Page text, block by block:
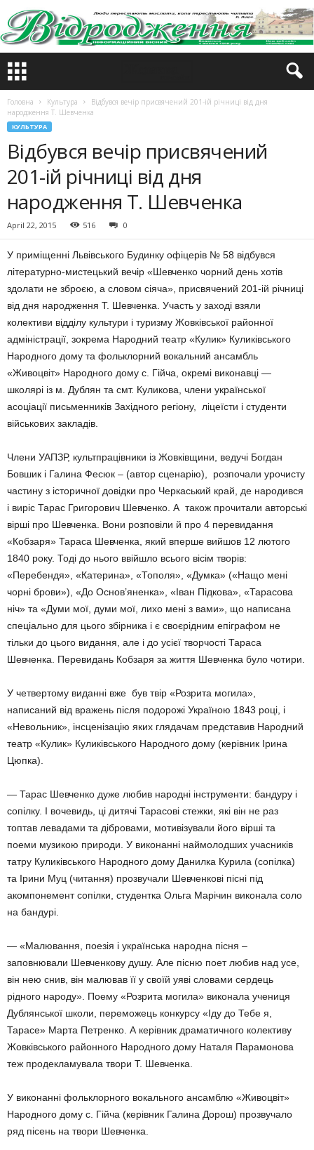
Головна Культура
Відбувся вечір присвячений 201-ій річниці від дня
народження Т. Шевченка
КУЛЬТУРА
Відбувся вечір присвячений
201-ій річниці від дня
народження Т. Шевченка
April 22, 2015 516 0
У приміщенні Львівського Будинку офіцерів № 58 відбувся
літературно-мистецький вечір «Шевченко чорний день хотів
здолати не зброєю, а словом сіяча», присвячений 201-ій річниці
від дня народження Т. Шевченка. Участь у заході взяли
колективи відділу культури і туризму Жовківської районної
адміністрації, зокрема Народний театр «Кулик» Куликівського
Народного дому та фольклорний вокальний ансамбль
«Живоцвіт» Народного дому с. Гійча, окремі виконавці —
школярі із м. Дублян та смт. Куликова, члени української
асоціації письменників Західного регіону, ліцеїсти і студенти
військових закладів.
Члени УАПЗР, культпрацівники із Жовківщини, ведучі Богдан
Бовшик і Галина Фесюк – (автор сценарію), розпочали урочисту
частину з історичної довідки про Черкаський край, де народився
і виріс Тарас Григорович Шевченко. А також прочитали авторські
вірші про Шевченка. Вони розповіли й про 4 перевидання
«Кобзаря» Тараса Шевченка, який вперше вийшов 12 лютого
1840 року. Тоді до нього ввійшло всього вісім творів:
«Перебендя», «Катерина», «Тополя», «Думка» («Нащо мені
чорні брови»), «До Основ’яненка», «Іван Підкова», «Тарасова
ніч» та «Думи мої, думи мої, лихо мені з вами», що написана
спеціально для цього збірника і є своєрідним епіграфом не
тільки до цього видання, але і до усієї творчості Тараса
Шевченка. Перевидань Кобзаря за життя Шевченка було чотири.
У четвертому виданні вже був твір «Розрита могила»,
написаний від вражень після подорожі Україною 1843 році, і
«Невольник», інсценізацію яких глядачам представив Народний
театр «Кулик» Куликівського Народного дому (керівник Ірина
Цюпка).
— Тарас Шевченко дуже любив народні інструменти: бандуру і
сопілку. І вочевидь, ці дитячі Тарасові стежки, які він не раз
топтав левадами та дібровами, мотивізували його вірші та
поеми музикою природи. У виконанні наймолодших учасників
татру Куликівського Народного дому Данилка Курила (сопілка)
та Ірини Муц (читання) прозвучали Шевченкові пісні під
акомпонемент сопілки, студентка Ольга Марічин виконала соло
на бандурі.
— «Малювання, поезія і українська народна пісня –
заповнювали Шевченкову душу. Але пісню поет любив над усе,
він нею снив, він малював її у своїй уяві словами сердець
рідного народу». Поему «Розрита могила» виконала учениця
Дублянської школи, переможець конкурсу «Іду до Тебе я,
Тарасе» Марта Петренко. А керівник драматичного колективу
Жовківського районного Народного дому Наталя Парамонова
теж продекламувала твори Т. Шевченка.
У виконанні фольклорного вокального ансамблю «Живоцвіт»
Народного дому с. Гійча (керівник Галина Дорош) прозвучало
ряд пісень на твори Шевченка.